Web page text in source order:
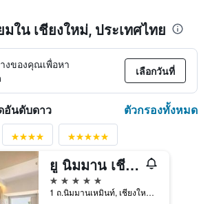
ใน เชียงใหม่, ประเทศไทย
งของคุณเพื่อหา
เลือกวันที่
อันดับดาว ตัวกรองทั้งหมด
ยู นิมมาน เชียงใหม่
5 ดาว
1 ถ.นิมมานเหมินท์, เชียงใหม่, ประเทศไทย